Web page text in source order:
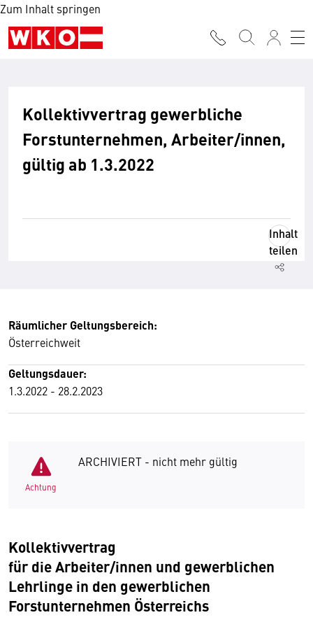
Zum Inhalt springen
Kollektivvertrag gewerbliche
Forstunternehmen, Arbeiter/innen,
gültig ab 1.3.2022
Inhalt
teilen
Räumlicher Geltungsbereich:
Österreichweit
Geltungsdauer:
1.3.2022 - 28.2.2023
Achtung
ARCHIVIERT - nicht mehr gültig
Kollektivvertrag
für die Arbeiter/innen und gewerblichen
Lehrlinge in den gewerblichen
Forstunternehmen Österreichs